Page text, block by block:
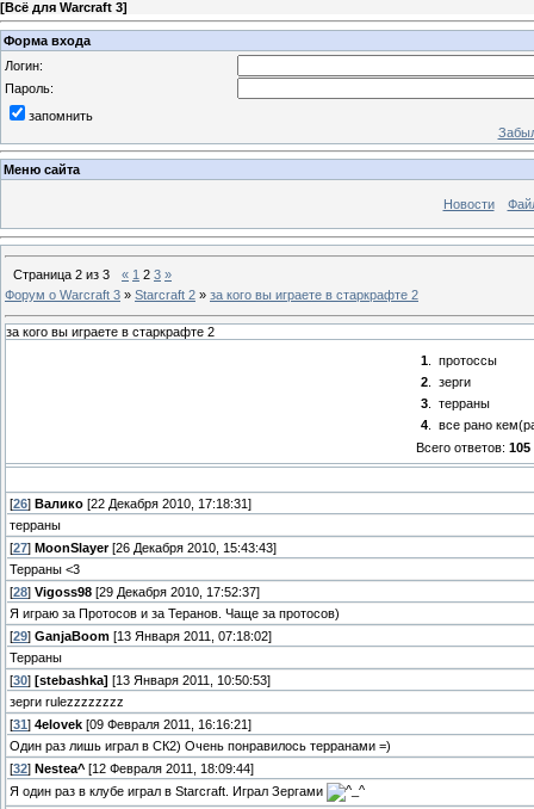
[Всё для Warcraft 3]
Форма входа
Логин:
Пароль:
запомнить
Меню сайта
Новости
Страница 2 из 3 « 1 2 3 »
Форум о Warcraft 3 » Starcraft 2 » за кого вы играете в старкрафте 2
за кого вы играете в старкрафте 2
1
протоссы
2
зерги
3
терраны
4
все рано
Всего ответов: 105
[26] Валико [22 Декабря 2010, 17:18:31]
терраны
[27] MoonSlayer[26 Декабря 2010, 15:43:43]
Терраны <3
[28] Vigoss98 [29 Декабря 2010, 17:52:37]
Я играю за Протосов и за Теранов. Чаще за протосов)
[29] GanjaBoom [13 Января 2011, 07:18:02]
Терраны
[30] [stebashka] [13 Января 2011, 10:50:53]
зерги rulezzzzzzzz
[31 ] 4elovek [09 Февраля 2011, 16:16:21]
Один раз лишь играл в СК2) Очень понравилось терранами =)
[32] Nestea^ [12 Февраля 2011, 18:09:44]
Я один раз в клубе играл в Starcraft. Играл Зергами